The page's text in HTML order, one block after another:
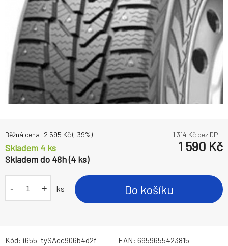
Běžná cena: 2 595Kč(-39%) 1 314 Kč bez DPH
Skladem 4 ks
Skladem do 48h (4 ks)
1 590 Kč
- + ks Do košíku
Kód: i655_tySAcc906b4d2f EAN: 6959655423815